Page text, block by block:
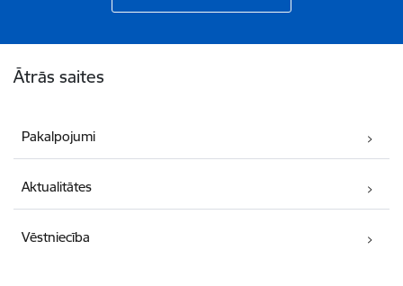
Ātrās saites
Pakalpojumi
Aktualitātes
Vēstniecība